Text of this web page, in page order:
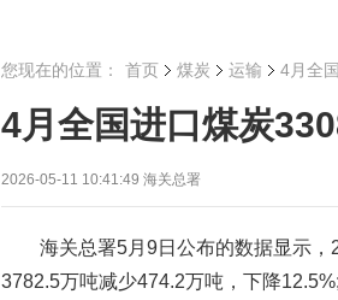
您现在的位置： 首页 煤炭 运输 4月全
4月全国进口煤炭
2026-05-11 10:41:49 海关总署
海关总署5月9日公布的数据显示
3782.5万吨减少474.2万吨，下降